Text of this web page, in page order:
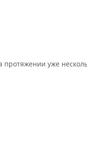
уже